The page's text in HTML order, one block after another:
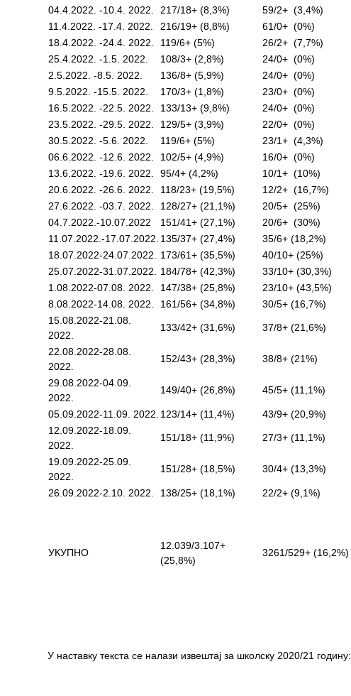
04.4.2022. -10.4. 2022.
217/18+ (8,3%) 59/2+ (3,4%)
11.4.2022. -17.4. 2022.
216/19+ (8,8%) 61/0+ (0%)
18.4.2022. -24.4. 2022.
119/6+ (5%) 26/2+ (7,7%)
25.4.2022. -1.5. 2022.
108/3+ (2,8%) 24/0+ (0%)
2.5.2022. -8.5. 2022.
136/8+ (5,9%) 24/0+ (0%)
9.5.2022. -15.5. 2022.
170/3+ (1,8%) 23/0+ (0%)
16.5.2022. -22.5. 2022.
133/13+ (9,8%) 24/0+ (0%)
23.5.2022. -29.5. 2022.
129/5+ (3,9%) 22/0+ (0%)
30.5.2022. -5.6. 2022.
119/6+ (5%) 23/1+ (4,3%)
06.6.2022. -12.6. 2022.
102/5+ (4,9%) 16/0+ (0%)
13.6.2022. -19.6. 2022.
95/4+ (4,2%) 10/1+ (10%)
20.6.2022. -26.6. 2022.
118/23+ (19,5%) 12/2+ (16,7%)
27.6.2022. -03.7. 2022.
128/27+ (21,1%) 20/5+ (25%)
04.7.2022.-10.07.2022
151/41+ (27,1%) 20/6+ (30%)
11.07.2022.-17.07.2022. 135/37+ (27,4%) 35/6+ (18,2%)
18.07.2022-24.07.2022.
173/61+ (35,5%) 40/10+ (25%)
25.07.2022-31.07.2022.
184/78+ (42,3%) 33/10+ (30,3%)
1.08.2022-07.08. 2022.
147/38+ (25,8%) 23/10+ (43,5%)
8.08.2022-14.08. 2022.
161/56+ (34,8%) 30/5+ (16,7%)
15.08.2022-21.08.
2022.
133/42+ (31,6%) 37/8+ (21,6%)
22.08.2022-28.08.
2022.
152/43+ (28,3%) 38/8+ (21%)
29.08.2022-04.09.
2022.
149/40+ (26,8%) 45/5+ (11,1%)
05.09.2022-11.09. 2022. 123/14+ (11,4%) 43/9+ (20,9%)
12.09.2022-18.09.
2022.
151/18+ (11,9%) 27/3+ (11,1%)
19.09.2022-25.09.
2022.
151/28+ (18,5%) 30/4+ (13,3%)
26.09.2022-2.10. 2022. 138/25+ (18,1%) 22/2+ (9,1%)
УКУПНО
12.039/3.107+
(25,8%)
3261/529+ (16,2%)
У наставку текста се налази извештај за школску 2020/21 годину:
За особе са
инвалидитетом
Изаберите
лекара
Прегледи
за дом
Лекарска
уверења
Календар
здравља
ЕДУКАТИВНИ
МАТЕРИЈАЛ